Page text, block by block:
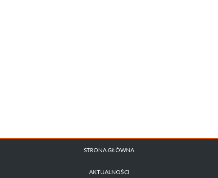
STRONA GŁÓWNA
AKTUALNOŚCI